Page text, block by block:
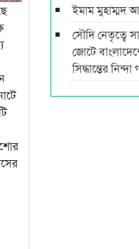
ইমাম মুহাম্মদ
সৌদি নেতৃত্বে
জোটে
সিদ্ধান্তের